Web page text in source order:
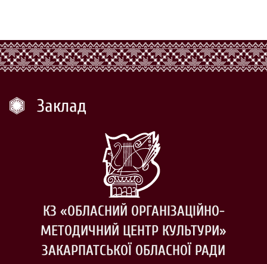
Заклад
КЗ «ОБЛАСНИЙ ОРГАНІЗАЦІЙНО-
МЕТОДИЧНИЙ ЦЕНТР КУЛЬТУРИ»
ЗАКАРПАТСЬКОЇ ОБЛАСНОЇ РАДИ